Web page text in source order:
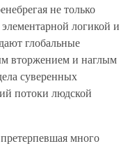
не только
логикой и
глобальные
вторжением и наглым
суверенных
потоки людской
много